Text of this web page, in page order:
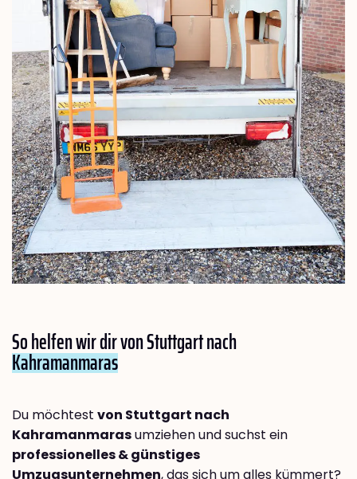
So helfen wir dir von Stuttgart nach
Kahramanmaras
Du möchtest von Stuttgart nach
Kahramanmarasumziehen und suchst ein
professionelles & günstiges
Umzugsunternehmen, das sich um alles kümmert?